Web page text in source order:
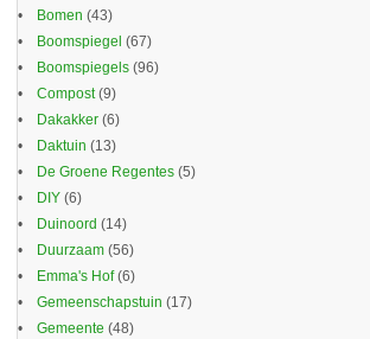
Bomen (43)
Boomspiegel (67)
Boomspiegels (96)
Compost(9)
Dakakker (6)
Daktuin (13)
De Groene Regentes (5)
DIY (6)
Duinoord (14)
Duurzaam (56)
Emma's Hof(6)
Gemeenschapstuin (17)
Gemeente (48)